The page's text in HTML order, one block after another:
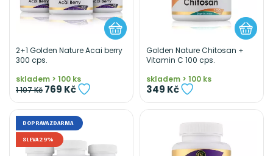
2+1 Golden Nature Acai berry
300 cps.
skladem > 100 ks
1 107 Kč 769 Kč
Golden Nature Chitosan +
Vitamin C 100 cps.
skladem > 100 ks
349 Kč
DOPRAVA ZDARMA
SLEVA 29%